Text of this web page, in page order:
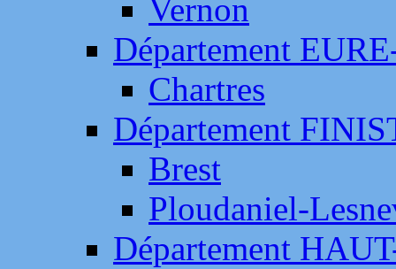
Vernon
Département
Chartres
Département
Brest
Ploudaniel-
Département